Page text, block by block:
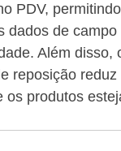
PDV,
dados de
Além
reposição
os produtos